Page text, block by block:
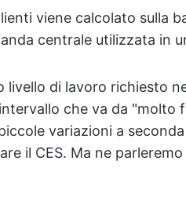
viene calcolato sulla
centrale utilizzata in
livello di lavoro richiesto
che va da "molto
variazioni a
il CES. Ma ne